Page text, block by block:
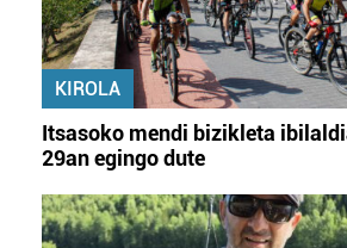
KIROLA
Itsasoko mendi bizikleta
29an egingo dute